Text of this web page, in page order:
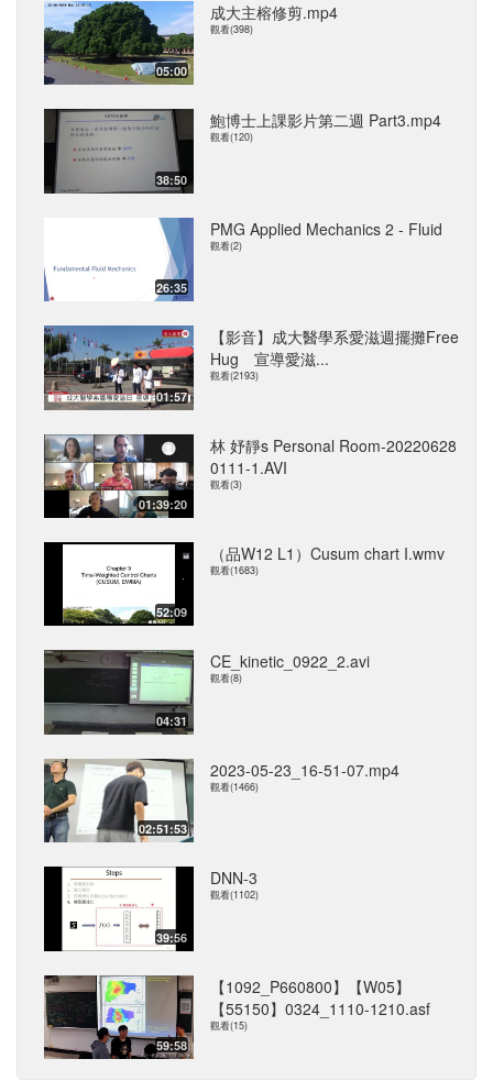
05:00
成大主榕修剪.mp4
觀看(398)
38:50
鮑博士上課影片第二週 Part3.mp4
觀看(120)
26:35
PMG Applied Mechanics 2 - Fluid
觀看(2)
01:57
【影音】成大醫學系愛滋週擺攤Free
Hug 宣導愛滋...
觀看(2193)
01:39:20
林 妤靜s Personal Room-20220628
0111-1.AVI
觀看(3)
52:09
（品W12 L1）Cusum chart I.wmv
觀看(1683)
04:31
CE_kinetic_0922_2.avi
觀看(8)
02:51:53
2023-05-23_16-51-07.mp4
觀看(1466)
39:56
DNN-3
觀看(1102)
59:58
【1092_P660800】【W05】
【55150】0324_1110-1210.asf
觀看(15)